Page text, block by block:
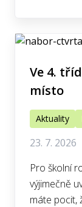
Ve 4.
místo
Aktuality
23. 7. 2026
Pro školní
výjimečně
máte pocit,